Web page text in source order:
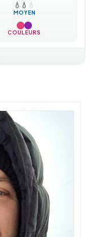
💧 💧 💧
MOYEN
COULEURS